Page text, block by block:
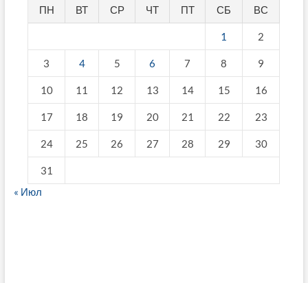
ПН ВТ СР ЧТ ПТ СБ ВС
1 2
3 4 5 6 7 8 9
10 11 12 13 14 15 16
17 18 19 20 21 22 23
24 25 26 27 28 29 30
31
« Июл